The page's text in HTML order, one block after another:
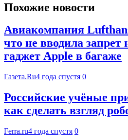
Похожие новости
Авиакомпания
что не вводила
гаджет Apple в багаже
Газета.Ru4 года спустя 0
Российские учёные
как сделать взгляд
Ferra.ru4 года спустя 0